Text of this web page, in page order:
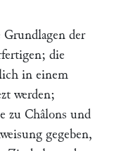
der
die
in einem
werden;
zu Châlons und
gegeben,